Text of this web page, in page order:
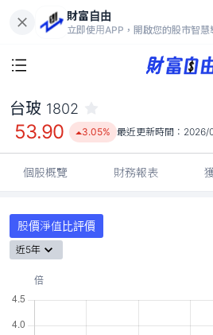
財富自由
立即使用APP，開啟您的股市智慧
53.90
3.05%
台玻 1802
53.90 3.05% 最近更新時間： 2026/
個股概覽 財務報表
股價淨值比評價
近5年